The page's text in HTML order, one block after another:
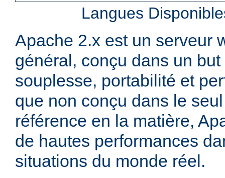
Langues
Apache 2.x est un serveur
général, conçu dans un
souplesse, portabilité et
que non conçu dans le
référence en la matière,
de hautes performances
situations du monde réel.